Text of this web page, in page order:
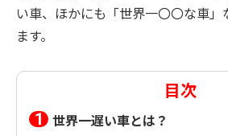
い車、ほかにも「世界一〇〇な車」
ます。
目次
世界一遅い車とは？